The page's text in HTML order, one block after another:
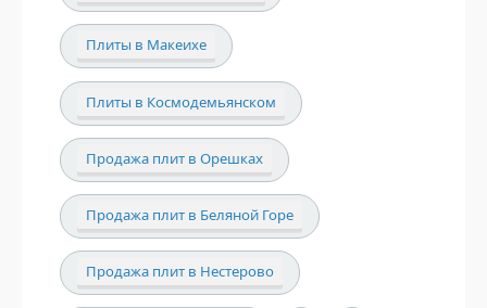
Плиты в Макеихе
Плиты в Космодемьянском
Продажа плит в Орешках
Продажа плит в Беляной Горе
Продажа плит в Нестерово